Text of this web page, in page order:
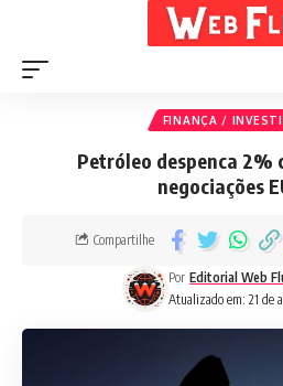
FINANÇA /
Petróleo despenca 2%
negociações
Atualizado em: 21 de
Por Editorial Web
Compartilhe